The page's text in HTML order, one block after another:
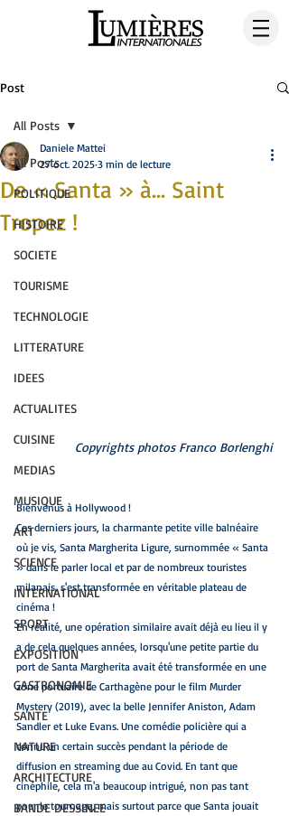
Post
All Posts
POLITIQUE
HISTOIRE
SOCIETE
TOURISME
TECHNOLOGIE
LITTERATURE
IDEES
ACTUALITES
CUISINE
MEDIAS
MUSIQUE
ART
SCIENCE
INTERNATIONAL
SPORT
EXPOSITION
GASTRONOMIE
SANTE
NATURE
ARCHITECTURE
BANDE DESSINEE
All Posts
De « Santa » à... Saint
Tropez !
Daniele Mattei
27 oct. 2025 3 min de lecture
Copyrights photos Franco Borlenghi
Bienvenus à Hollywood !
Ces derniers jours, la charmante petite ville balnéaire
où je vis, Santa Margherita Ligure, surnommée « Santa
» dans le parler local et par de nombreux touristes
milanais, s'est transformée en véritable plateau de
cinéma !
En réalité, une opération similaire avait déjà eu lieu il y
a de cela quelques années, lorsqu'une petite partie du
port de Santa Margherita avait été transformée en une
zone portuaire de Carthagène pour le film Murder
Mystery (2019), avec la belle Jennifer Aniston, Adam
Sandler et Luke Evans. Une comédie policière qui a
connu un certain succès pendant la période de
diffusion en streaming due au Covid. En tant que
cinéphile, cela m'a beaucoup intrigué, non pas tant
pour le tournage, mais surtout parce que Santa jouait